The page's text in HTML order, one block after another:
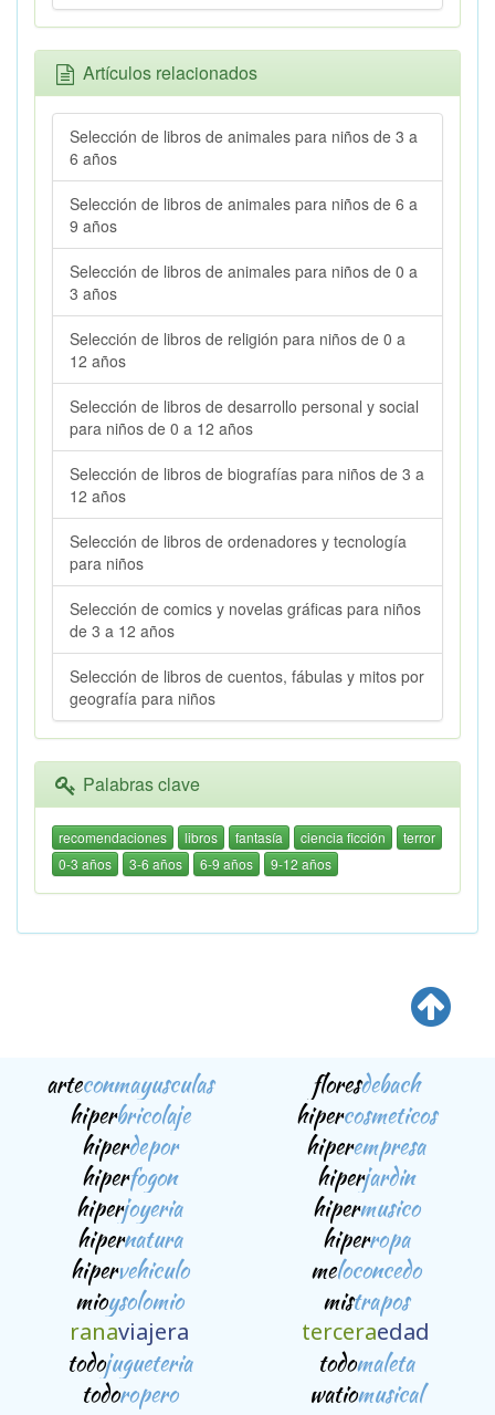
Artículos relacionados
Selección de libros de animales para niños de 3 a
6 años
Selección de libros de animales para niños de 6 a
9 años
Selección de libros de animales para niños de 0 a
3 años
Selección de libros de religión para niños de 0 a
12 años
Selección de libros de desarrollo personal y social
para niños de 0 a 12 años
Selección de libros de biografías para niños de 3 a
12 años
Selección de libros de ordenadores y tecnología
para niños
Selección de comics y novelas gráficas para niños
de 3 a 12 años
Selección de libros de cuentos, fábulas y mitos por
geografía para niños
Palabras clave
recomendaciones libros fantasía ciencia ficción
terror
0-3 años
3-6 años 6-9 años 9-12 años
arteconmayusculas floresdebach
hiperbricolaje hipercosmeticos
hiperdepor hiperempresa
hiperfogon hiperjardin
hiperjoyeria hipermusico
hipernatura hiperropa
hipervehiculo meloconcedo
mioysolomio mistrapos
ranaviajera terceraedad
todojugueteria todomaleta
todoropero watiomusical